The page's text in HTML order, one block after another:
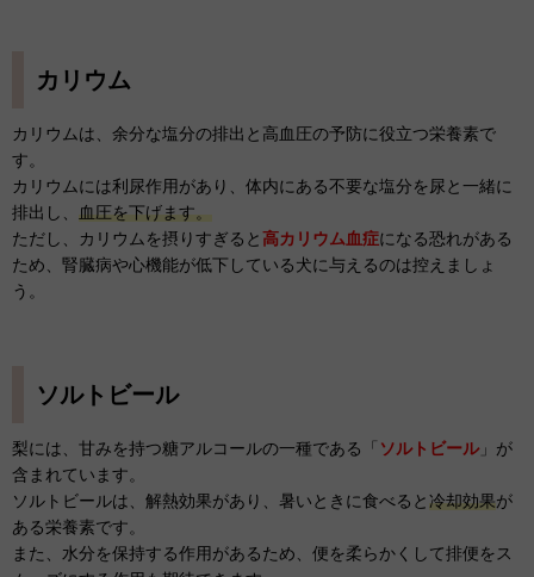
カリウム
カリウムは、余分な塩分の排出と高血圧の予防に役立つ栄養素で
す。
カリウムには利尿作用があり、体内にある不要な塩分を尿と一緒に
排出し、 血圧を下げます。
ただし、カリウムを摂りすぎると高カリウム血症になる恐れがある
ため、腎臓病や心機能が低下している犬に与えるのは控えましょ
う。
ソルトビール
梨には、甘みを持つ糖アルコールの一種である「 ソルトビール」が
含まれています。
ソルトビールは、解熱効果があり、暑いときに食べると冷却効果が
ある栄養素です。
また、水分を保持する作用があるため、便を柔らかくして排便をス